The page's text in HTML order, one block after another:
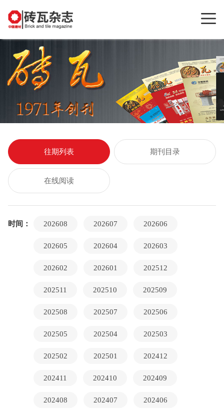
往期列表 期刊目录
在线阅读
时间： 202608 202607 202606
202605 202604 202603
202602 202601 202512
202511 202510 202509
202508 202507 202506
202505 202504 202503
202502 202501 202412
202411 202410 202409
202408 202407 202406